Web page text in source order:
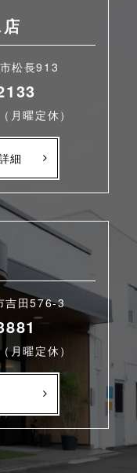
松長913
月曜定休）
細
吉田576-3
月曜定休）